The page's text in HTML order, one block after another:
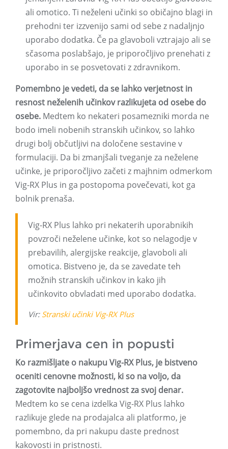
ali omotico. Ti neželeni učinki so običajno blagi in
prehodni ter izzvenijo sami od sebe z nadaljnjo
uporabo dodatka. Če pa glavoboli vztrajajo ali se
sčasoma poslabšajo, je priporočljivo prenehati z
uporabo in se posvetovati z zdravnikom.
Pomembno je vedeti, da se lahko verjetnost in
resnost neželenih učinkov razlikujeta od osebe do
osebe. Medtem ko nekateri posamezniki morda ne
bodo imeli nobenih stranskih učinkov, so lahko
drugi bolj občutljivi na določene sestavine v
formulaciji. Da bi zmanjšali tveganje za neželene
učinke, je priporočljivo začeti z majhnim odmerkom
Vig-RX Plus in ga postopoma povečevati, kot ga
bolnik prenaša.
Vig-RX Plus lahko pri nekaterih uporabnikih
povzroči neželene učinke, kot so nelagodje v
prebavilih, alergijske reakcije, glavoboli ali
omotica. Bistveno je, da se zavedate teh
možnih stranskih učinkov in kako jih
učinkovito obvladati med uporabo dodatka.
Vir: Stranski učinki Vig-RX Plus
Primerjava cen in popusti
Ko razmišljate o nakupu Vig-RX Plus, je bistveno
oceniti cenovne možnosti, ki so na voljo, da
zagotovite najboljšo vrednost za svoj denar.
Medtem ko se cena izdelka Vig-RX Plus lahko
razlikuje glede na prodajalca ali platformo, je
pomembno, da pri nakupu daste prednost
kakovosti in pristnosti.